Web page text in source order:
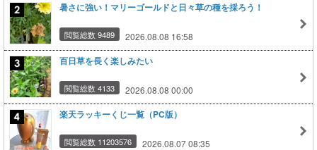
暑さに強い！マリーゴールドと日々草の種を採ろう！
閲覧総数 9489 2026.08.08 16:58
百日草を長く楽しみたい
閲覧総数 4133 2026.08.08 00:00
楽天ラッキーくじ一覧（PC版）
閲覧総数 11203576 2026.08.07 08:35